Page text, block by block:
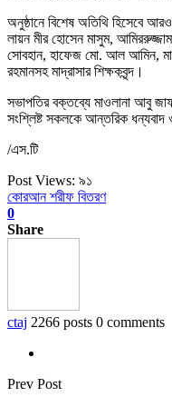
​অনুষ্ঠানে বিশেষ অতিথি হিসেবে
লায়ন মীর হোসেন মাসুম,
সোবহান, হাফেজ মো. আল আমিন,
রহমানসহ মাদ্রাসার শিক্ষকবৃন্দ।
​সভাপতির বক্তব্যে মাওলানা আবু
সংশ্লিষ্ট সকলকে আন্তরিক ধন্যবাদ
/এস.টি
Post Views: ৯১
কোরআন শরীফ বিতরণ
0
Share
ctaj 2266 posts 0 comments
Prev Post